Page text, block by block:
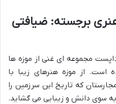
برجسته: ضیافتی
مجموعه ای غنی از موزه ها
است. از موزه هنرهای زیبا با
که تاریخ این سرزمین را
سوی دانش و زیبایی می گشاید.